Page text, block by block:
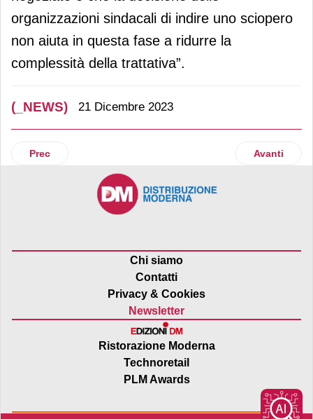
organizzazioni sindacali di indire uno sciopero
non aiuta in questa fase a ridurre la
complessità della trattativa”.
(_NEWS) 21 Dicembre 2023
Articolo precedente: Neinver e Nuveen Real Estate: sì a
Prec Articolo
Avanti
Chi siamo
Contatti
Privacy & Cookies
Newsletter
Ristorazione Moderna
Technoretail
PLM Awards